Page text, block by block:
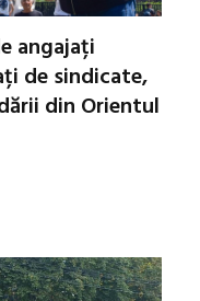
angajați
de sindicate,
din Orientul